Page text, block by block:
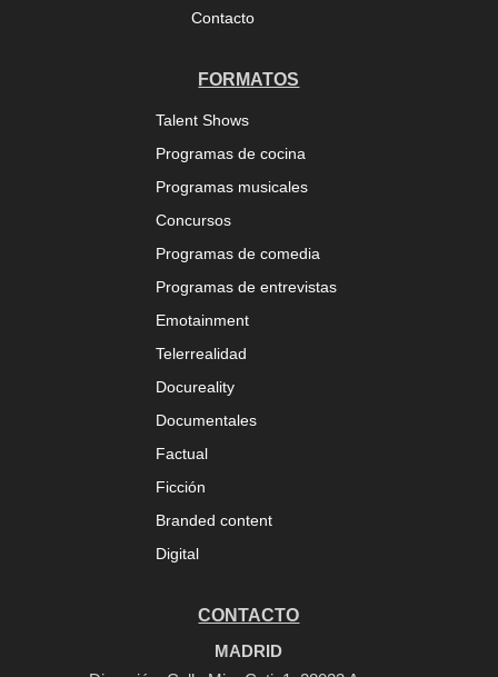
Contacto
FORMATOS
Talent Shows
Programas de cocina
Programas musicales
Concursos
Programas de comedia
Programas de entrevistas
Emotainment
Telerrealidad
Docureality
Documentales
Factual
Ficción
Branded content
Digital
CONTACTO
MADRID